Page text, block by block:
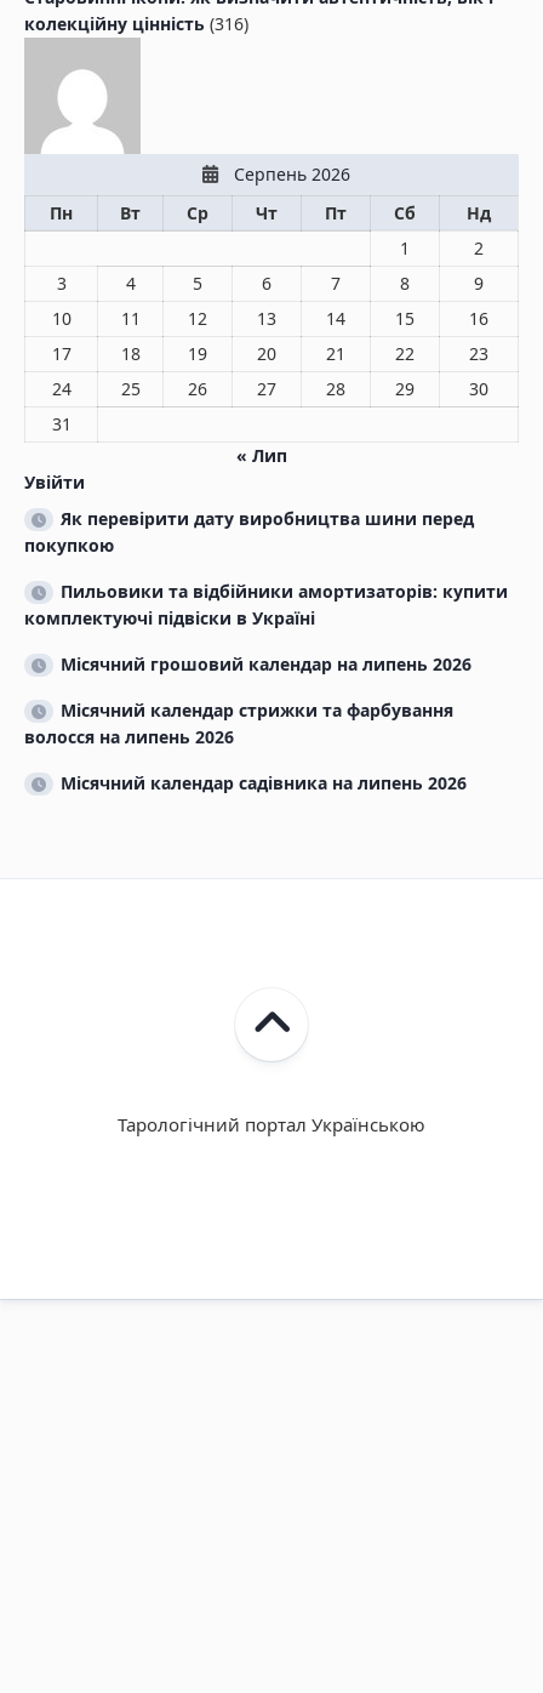
колекційну цінність (316)
Серпень 2026
Пн
Вт Ср Чт Пт Сб
Нд
1
2
3
4 5 6 7 8
9
10
11 12 13 14 15
16
17
18 19 20 21 22
23
24
25 26 27 28 29
30
31
« Лип
Увійти
Як перевірити дату виробництва шини перед
покупкою
Пильовики та відбійники амортизаторів: купити
комплектуючі підвіски в Україні
Місячний грошовий календар на липень 2026
Місячний календар стрижки та фарбування
волосся на липень 2026
Місячний календар садівника на липень 2026
Тарологічний портал Українською